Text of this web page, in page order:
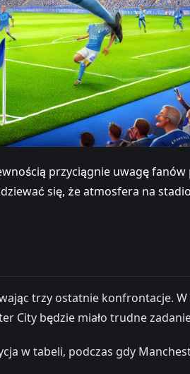
przyciągnie uwagę
się, że atmosfera na
trzy ostatnie konfrontacje.
City będzie miało trudne
w tabeli, podczas gdy